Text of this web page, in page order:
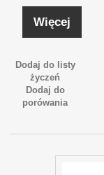
Więcej
Dodaj do listy
życzeń
Dodaj do
porówania